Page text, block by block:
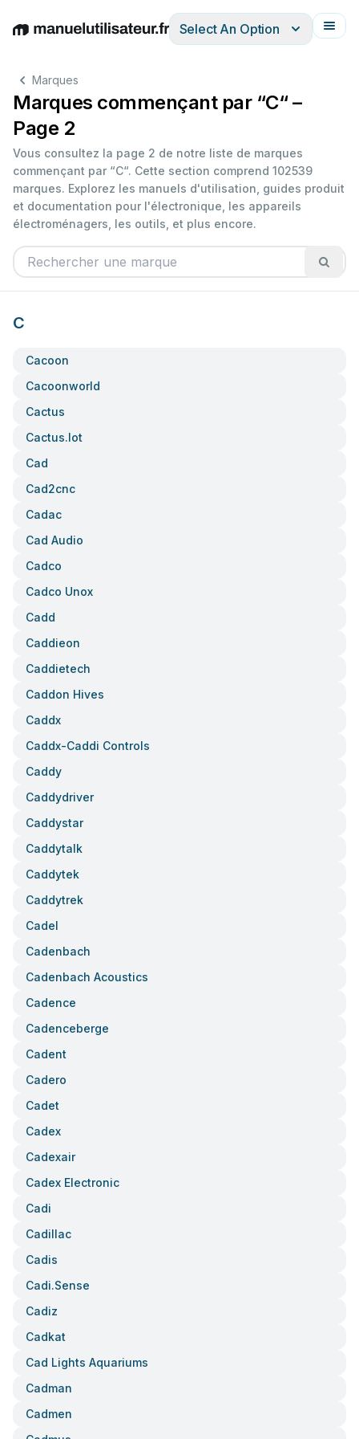
EnglishDeutschEspañolItalianoFrançais
Select An Option
Marques
Marques commençant par “C“ –
Page 2
Vous consultez la page 2 de notre liste de marques
commençant par “C“. Cette section comprend 102539
marques. Explorez les manuels d'utilisation, guides produit
et documentation pour l'électronique, les appareils
électroménagers, les outils, et plus encore.
C
Cacoon
Cacoonworld
Cactus
Cactus.iot
Cad
Cad2cnc
Cadac
Cad Audio
Cadco
Cadco Unox
Cadd
Caddieon
Caddietech
Caddon Hives
Caddx
Caddx-Caddi Controls
Caddy
Caddydriver
Caddystar
Caddytalk
Caddytek
Caddytrek
Cadel
Cadenbach
Cadenbach Acoustics
Cadence
Cadenceberge
Cadent
Cadero
Cadet
Cadex
Cadexair
Cadex Electronic
Cadi
Cadillac
Cadis
Cadi.sense
Cadiz
Cadkat
Cad Lights Aquariums
Cadman
Cadmen